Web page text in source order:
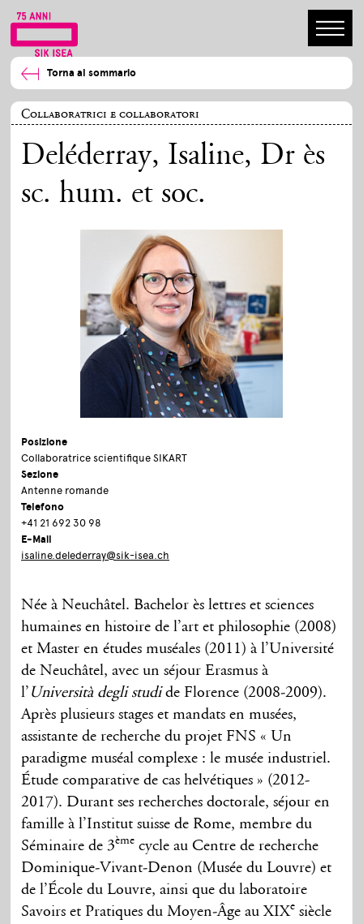
Torna al sommario
Collaboratrici e collaboratori
Deléderray, Isaline, Dr ès
sc. hum. et soc.
Posizione
Collaboratrice scientifique SIKART
Sezione
Antenne romande
Telefono
+41 21 692 30 98
E-Mail
isaline.delederray@sik-isea.ch
Née à Neuchâtel. Bachelor ès lettres et sciences
humaines en histoire de l’art et philosophie (2008)
et Master en études muséales (2011) à l’Université
de Neuchâtel, avec un séjour Erasmus à
l’ Università degli studide Florence (2008-2009).
Après plusieurs stages et mandats en musées,
assistante de recherche du projet FNS « Un
paradigme muséal complexe : le musée industriel.
Étude comparative de cas helvétiques » (2012-
2017). Durant ses recherches doctorale, séjour en
famille à l’Institut suisse de Rome, membre du
Séminaire de 3ème cycle au Centre de recherche
Dominique-Vivant-Denon (Musée du Louvre) et
de l’École du Louvre, ainsi que du laboratoire
Savoirs et Pratiques du Moyen-Âge au XIXe siècle